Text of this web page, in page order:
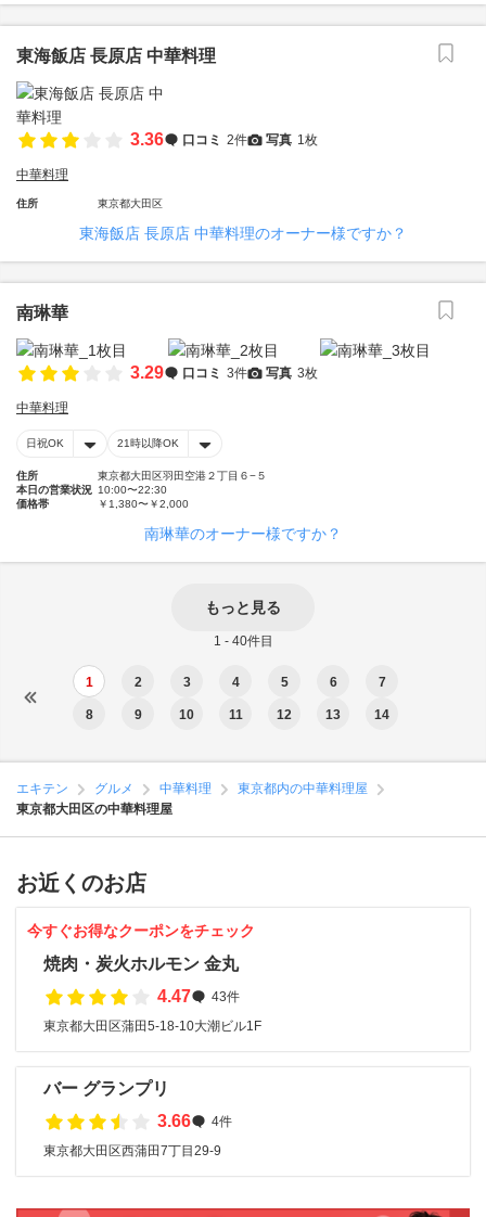
東海飯店 長原店 中華料理
3.36 口コミ 2件 写真 1枚
中華料理
住所 東京都大田区
東海飯店 長原店 中華料理のオーナー様ですか？
南琳華
3.29 口コミ 3件 写真 3枚
中華料理
日祝OK 21時以降OK
住所
東京都大田区羽田空港２丁目６−５
本日の営業状況 10:00〜22:30
価格帯
￥1,380〜￥2,000
南琳華のオーナー様ですか？
もっと見る
1 - 40件目
1 2 3 4 5 6 7
8 9 10 11 12 13 14
エキテン グルメ 中華料理
東京都内の中華料理屋
東京都大田区の中華料理屋
お近くのお店
今すぐお得なクーポンをチェック
焼肉・炭火ホルモン 金丸
4.47
43件
東京都大田区蒲田5-18-10大潮ビル1F
バー グランプリ
3.66
4件
東京都大田区西蒲田7丁目29-9